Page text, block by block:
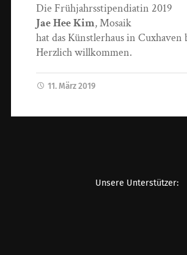
Die Frühjahrsstipendiatin 2019
Jae Hee Kim, Mosaik
hat das Künstlerhaus in Cuxhaven
Herzlich willkommen.
11. März 2019
Unsere Unterstützer: